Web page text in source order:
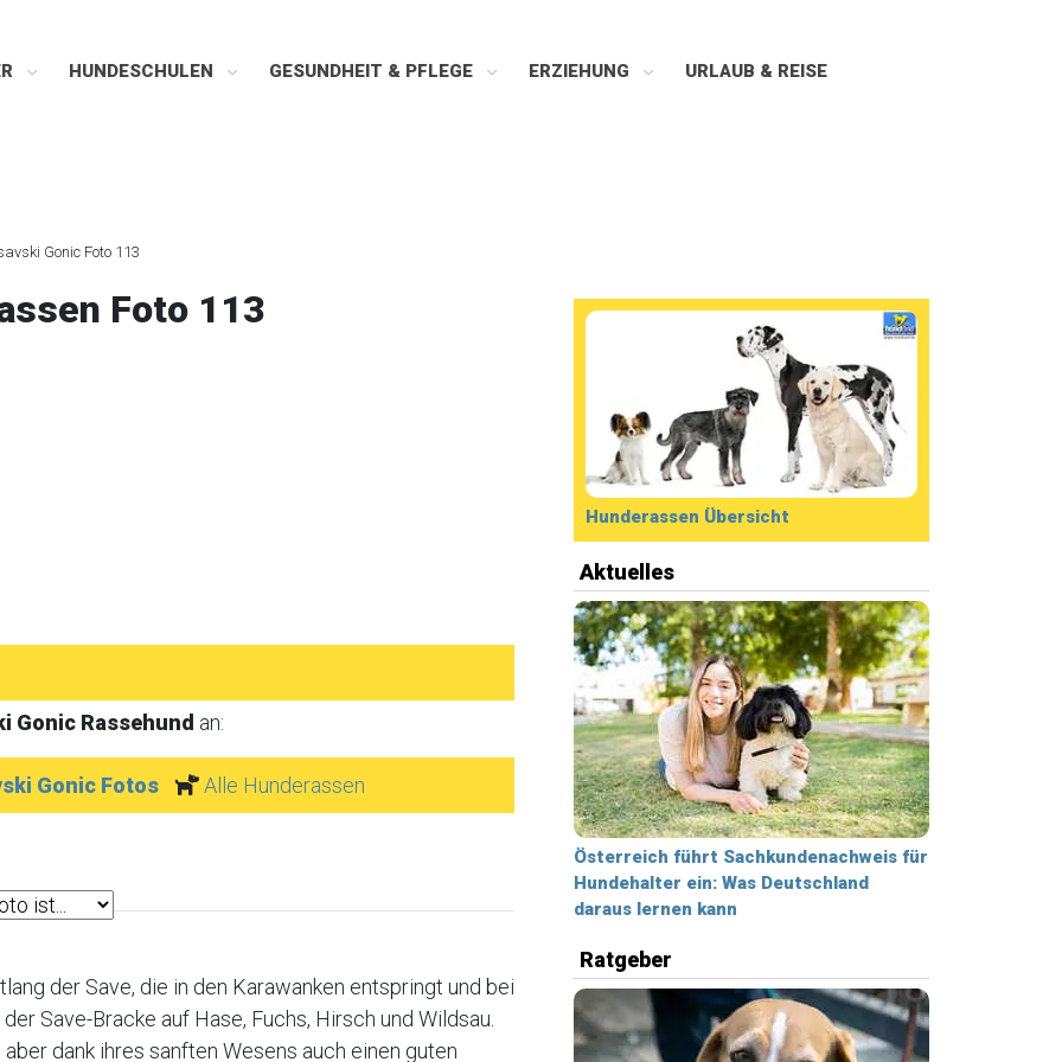
HUNDESCHULEN GESUNDHEIT & PFLEGE ERZIEHUNG URLAUB & REISE
Gonic Foto 113
Foto 113
Gonic Rassehund an:
Gonic Fotos Alle Hunderassen
der Save, die in den Karawanken entspringt und bei
Save-Bracke auf Hase, Fuchs, Hirsch und Wildsau.
dank ihres sanften Wesens auch einen guten
Hunderassen Übersicht
Aktuelles
Österreich führt Sachkundenachweis für
Hundehalter ein: Was Deutschland
daraus lernen kann
Ratgeber